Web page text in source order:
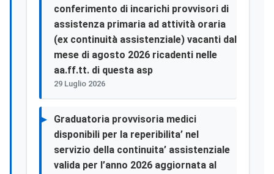
conferimento di incarichi provvisori di
assistenza primaria ad attività oraria
(ex continuità assistenziale) vacanti dal
mese di agosto 2026 ricadenti nelle
aa.ff.tt. di questa asp
29 Luglio 2026
Graduatoria provvisoria medici
disponibili per la reperibilita’ nel
servizio della continuita’ assistenziale
valida per l’anno 2026 aggiornata al